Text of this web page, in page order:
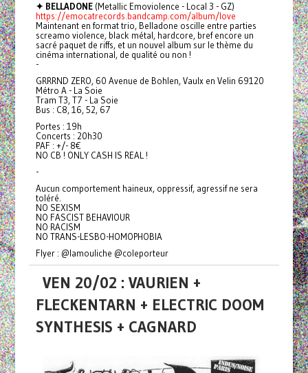
✦ BELLADONE(Metallic Emoviolence - Local 3 - GZ)
https://emocatrecords.bandcamp.com/album/love
Maintenant en format trio, Belladone oscille entre parties
screamo violence, black métal, hardcore, bref encore un
sacré paquet de riffs, et un nouvel album sur le thème du
cinéma international, de qualité ou non !
-
GRRRND ZERO, 60 Avenue de Bohlen, Vaulx en Velin 69120
Métro A - La Soie
Tram T3, T7 - La Soie
Bus : C8, 16, 52, 67
Portes : 19h
Concerts : 20h30
PAF : +/- 8€
NO CB ! ONLY CASH IS REAL !
-
Aucun comportement haineux, oppressif, agressif ne sera
toléré.
NO SEXISM
NO FASCIST BEHAVIOUR
NO RACISM
NO TRANS-LESBO-HOMOPHOBIA
Flyer : @lamouliche @coleporteur
VEN 20/02 : VAURIEN +
FLECKENTARN + ELECTRIC DOOM
SYNTHESIS + CAGNARD